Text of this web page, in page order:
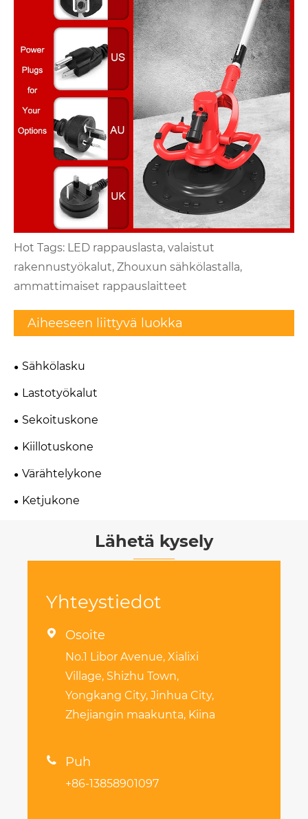
Hot Tags: LED rappauslasta, valaistut
rakennustyökalut, Zhouxun sähkölastalla,
ammattimaiset rappauslaitteet
Aiheeseen liittyvä luokka
Sähkölasku
Lastotyökalut
Sekoituskone
Kiillotuskone
Värähtelykone
Ketjukone
Lähetä kysely
Yhteystiedot
 Osoite
No.1 Libor Avenue, Xialixi
Village, Shizhu Town,
Yongkang City, Jinhua City,
Zhejiangin maakunta, Kiina
 Puh
+86-13858901097